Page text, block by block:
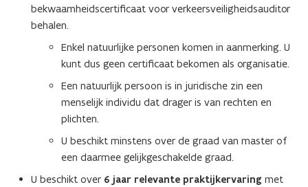
bekwaamheidscertificaat voor verkeersveiligheidsauditor
behalen.
Enkel natuurlijke personen komen in aanmerking. U
kunt dus geen certificaat bekomen als organisatie.
Een natuurlijk persoon is in juridische zin een
menselijk individu dat drager is van rechten en
plichten.
U beschikt minstens over de graad van master of
een daarmee gelijkgeschakelde graad.
U beschikt over 6 jaar relevante praktijkervaring met